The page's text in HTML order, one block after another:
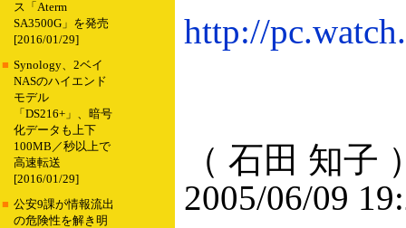
ス「Aterm
SA3500G」を発売
[2016/01/29]
■ Synology、2ベイ
NASのハイエンド
モデル
「DS216+」、暗号
化データも上下
100MB／秒以上で
高速転送
[2016/01/29]
■ 公安9課が情報流出
の危険性を解き明
http://
（ 石田 知子
2005/06/09